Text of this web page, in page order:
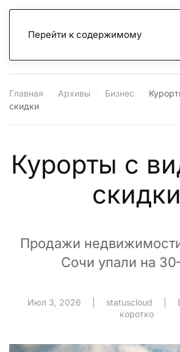
Перейти к содержимому
Главная Архивы Бизнес
скидки
Курорты с
скидки
Продажи
Сочи упали на
Июл 3, 2026 statuscloud
коротко